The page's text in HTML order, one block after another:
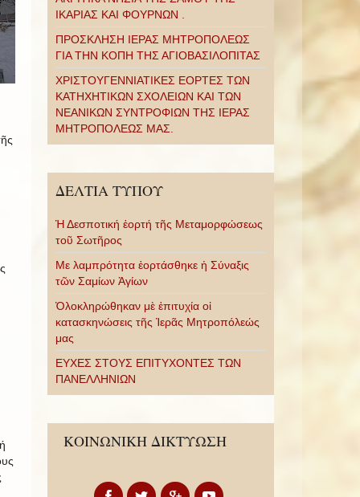
ΙΚΑΡΙΑΣ ΚΑΙ ΦΟΥΡΝΩΝ .
ΠΡΟΣΚΛΗΣΗ ΙΕΡΑΣ ΜΗΤΡΟΠΟΛΕΩΣ
ΓΙΑ ΤΗΝ ΚΟΠΗ ΤΗΣ ΑΓΙΟΒΑΣΙΛΟΠΙΤΑΣ
ΧΡΙΣΤΟΥΓΕΝΝΙΑΤΙΚΕΣ ΕΟΡΤΕΣ ΤΩΝ
ΚΑΤΗΧΗΤΙΚΩΝ ΣΧΟΛΕΙΩΝ ΚΑΙ ΤΩΝ
ΝΕΑΝΙΚΩΝ ΣΥΝΤΡΟΦΙΩΝ ΤΗΣ ΙΕΡΑΣ
ΜΗΤΡΟΠΟΛΕΩΣ ΜΑΣ.
ΔΕΛΤΙΑ ΤΥΠΟΥ
Ἡ Δεσποτική ἑορτή τῆς Μεταμορφώσεως
τοῦ Σωτῆρος
Με λαμπρότητα ἑορτάσθηκε ἡ Σύναξις
τῶν Σαμίων Ἁγίων
Ὁλοκληρώθηκαν μὲ ἐπιτυχία οἱ
κατασκηνώσεις τῆς Ἱερᾶς Μητροπόλεώς
μας
ΕΥΧΕΣ ΣΤΟΥΣ ΕΠΙΤΥΧΟΝΤΕΣ ΤΩΝ
ΠΑΝΕΛΛΗΝΙΩΝ
ΚΟΙΝΩΝΙΚΗ ΔΙΚΤΥΩΣΗ